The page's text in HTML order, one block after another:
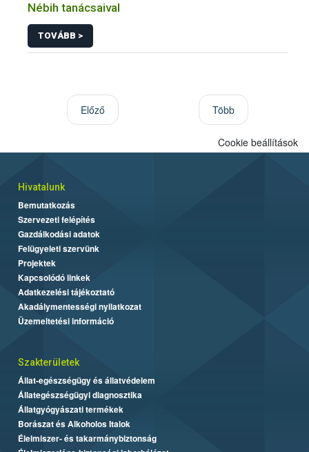
Nébih tanácsaival
TOVÁBB >
Előző Több
Cookie beállítások
Hivatalunk
Bemutatkozás
Szervezeti felépítés
Gazdálkodási adatok
Felügyeleti szervünk
Projektek
Kapcsolódó linkek
Adatkezelési tájékoztató
Akadálymentességi nyilatkozat
Üzemeltetési információ
Szakterületek
Állat-egészségügy és állatvédelem
Állategészségügyi diagnosztika
Állatgyógyászati termékek
Borászat és Alkoholos Italok
Élelmiszer- és takarmánybiztonság